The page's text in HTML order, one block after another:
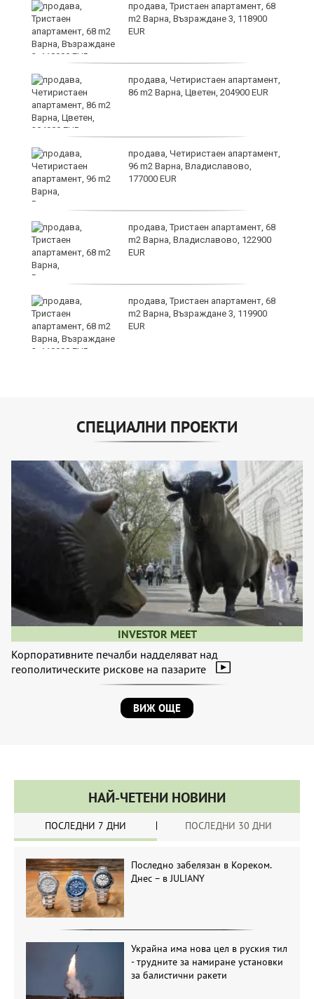
продава, Тристаен апартамент, 68
m2 Варна, Възраждане 3, 118900
EUR
продава, Четиристаен апартамент,
86 m2 Варна, Цветен, 204900 EUR
продава, Четиристаен апартамент,
96 m2 Варна, Владиславово,
177000 EUR
продава, Тристаен апартамент, 68
m2 Варна, Владиславово, 122900
EUR
продава, Тристаен апартамент, 68
m2 Варна, Възраждане 3, 119900
EUR
СПЕЦИАЛНИ ПРОЕКТИ
INVESTOR MEET
Корпоративните печалби надделяват над
геополитическите рискове на пазарите
ВИЖ ОЩЕ
НАЙ-ЧЕТЕНИ НОВИНИ
ПОСЛЕДНИ 7 ДНИ ПОСЛЕДНИ 30 ДНИ
Последно забелязан в Кореком.
Днес – в JULIANY
Украйна има нова цел в руския тил
- трудните за намиране установки
за балистични ракети